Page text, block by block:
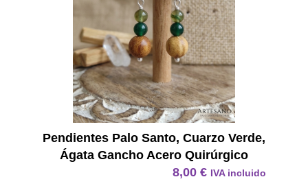
Pendientes Palo Santo, Cuarzo Verde,
Ágata Gancho Acero Quirúrgico
8,00 € IVA incluido